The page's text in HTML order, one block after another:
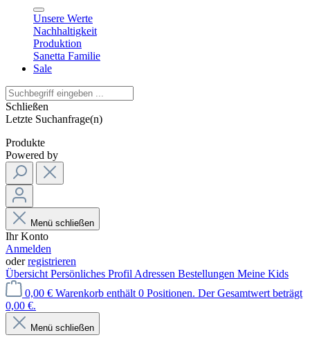
Unsere Werte
Nachhaltigkeit
Produktion
Sanetta Familie
Sale
Schließen
Letzte Suchanfrage(n)
Produkte
Powered by
Menü schließen
Ihr Konto
Anmelden
oderregistrieren
Übersicht Persönliches Profil Adressen Bestellungen Meine Kids
0,00 € Warenkorb enthält 0 Positionen. Der Gesamtwert beträgt
0,00 €.
Menü schließen